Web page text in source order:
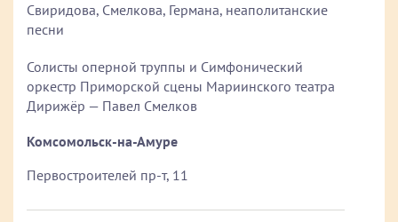
Свиридова, Смелкова, Германа, неаполитанские
песни
Солисты оперной труппы и Симфонический
оркестр Приморской сцены Мариинского театра
Дирижёр — Павел Смелков
Комсомольск-на-Амуре
Первостроителей пр-т, 11